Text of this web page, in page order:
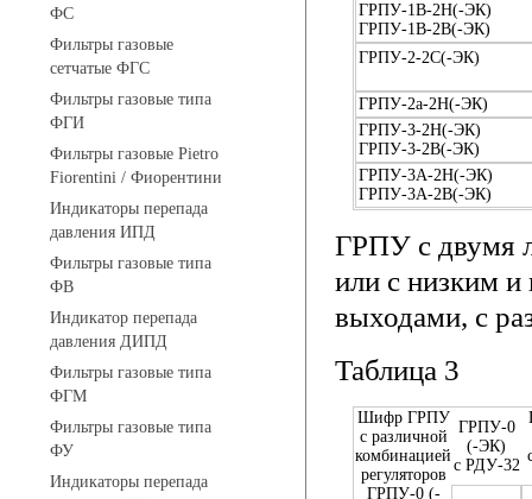
ФС
Фильтры газовые
сетчатые ФГС
Фильтры газовые типа
ФГИ
Фильтры газовые Pietro
Fiorentini / Фиорентини
Индикаторы перепада
давления ИПД
Фильтры газовые типа
ФВ
Индикатор перепада
давления ДИПД
Фильтры газовые типа
ФГМ
Фильтры газовые типа
ФУ
Индикаторы перепада
ГРПУ-1В-2Н(-ЭК)
ГРПУ-1В-2В(-ЭК)
ГРПУ-2-2С(-ЭК)
ГРПУ-2а-2Н(-ЭК)
ГРПУ-3-2Н(-ЭК)
ГРПУ-3-2В(-ЭК)
ГРПУ-3А-2Н(-ЭК)
ГРПУ-3А-2В(-ЭК)
ГРПУ с двумя
или с низким
выходами, с
Таблица 3
Шифр ГРПУ
с различной
комбинацией
регуляторов
ГРПУ-0
(-ЭК)
с РДУ-32
ГРПУ-0 (-